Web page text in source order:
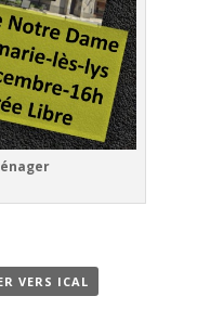
VERS ICAL